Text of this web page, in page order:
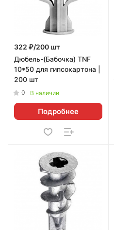
322 ₽/200 шт
Дюбель-(Бабочка) TNF
10*50 для гипсокартона |
200 шт
0 В наличии
Подробнее